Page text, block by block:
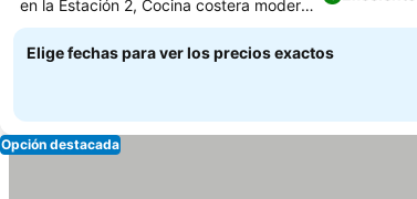
en la Estación 2, Cocina costera moderna
en Sapphire
Elige fechas para ver los precios exactos
Opción destacada